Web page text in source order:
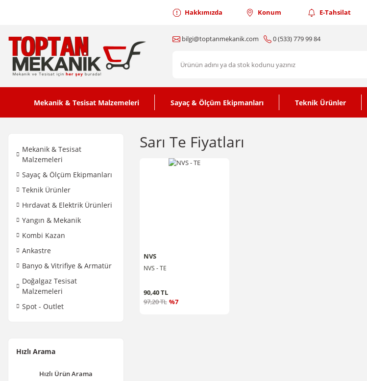
Hakkımızda Konum E-Tahsilat
bilgi@toptanmekanik.com 0 (533) 779 99 84
Mekanik & Tesisat Malzemeleri Sayaç & Ölçüm Ekipmanları Teknik Ürünler
Mekanik & Tesisat
Malzemeleri
Sayaç & Ölçüm Ekipmanları
Teknik Ürünler
Hırdavat & Elektrik Ürünleri
Yangın & Mekanik
Kombi Kazan
Ankastre
Banyo & Vitrifiye & Armatür
Doğalgaz Tesisat
Malzemeleri
Spot - Outlet
Hızlı Arama
Hızlı Ürün Arama
Sarı Te Fiyatları
NVS
NVS - TE
90,40 TL
97,20 TL %7